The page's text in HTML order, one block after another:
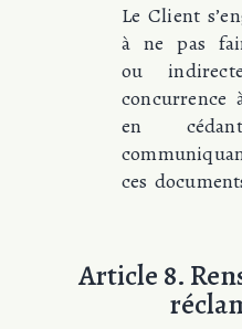
Le Client
à ne pas
ou
concurrence
en
ces
Article 8.